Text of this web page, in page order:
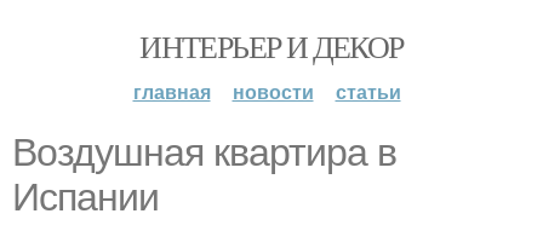
ИНТЕРЬЕР И ДЕКОР
главная новости статьи
Воздушная квартира в
Испании